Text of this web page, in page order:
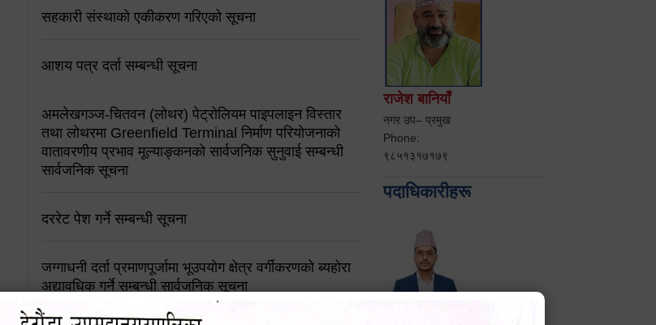
सहकारी संस्थाको एकीकरण गरिएको सूचना
आशय पत्र दर्ता सम्बन्धी सूचना
अमलेखगञ्ज-चितवन (लोथर) पेट्रोलियम पाइपलाइन विस्तार
तथा लोथरमा Greenfield Terminal निर्माण परियोजनाको
वातावरणीय प्रभाव मूल्याङ्कनको सार्वजनिक सुनुवाई सम्बन्धी
सार्वजनिक सूचना
दररेट पेश गर्ने सम्बन्धी सूचना
जग्गाधनी दर्ता प्रमाणपूर्जामा भूउपयोग क्षेत्र वर्गीकरणको ब्यहोरा
अद्यावधिक गर्ने सम्बन्धी सार्वजनिक सूचना
राजेश बानियाँ
नगर उप– प्रमुख
Phone:
९८५१३१७१७९
पदाधिकारीहरू